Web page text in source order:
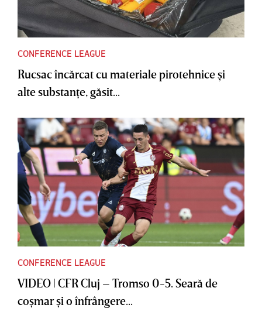
CONFERENCE LEAGUE
Rucsac încărcat cu materiale pirotehnice şi
alte substanţe, găsit...
CONFERENCE LEAGUE
VIDEO | CFR Cluj – Tromso 0-5. Seară de
coşmar şi o înfrângere...